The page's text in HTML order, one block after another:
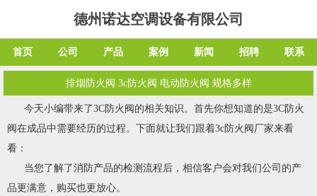
德州诺达空调设备有限公司
首页 公司 产品 案例 新闻 招聘 联系
排烟防火阀 3c防火阀 电动防火阀 规格多样
今天小编带来了3C防火阀的相关知识。首先你想知道的是3C防火
阀在成品中需要经历的过程。下面就让我们跟着3c防火阀厂家来看
看：
当您了解了消防产品的检测流程后，相信客户会对我们公司的产
品更满意，购买也更放心。